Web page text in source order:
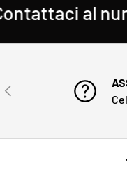
al
INDIETRO